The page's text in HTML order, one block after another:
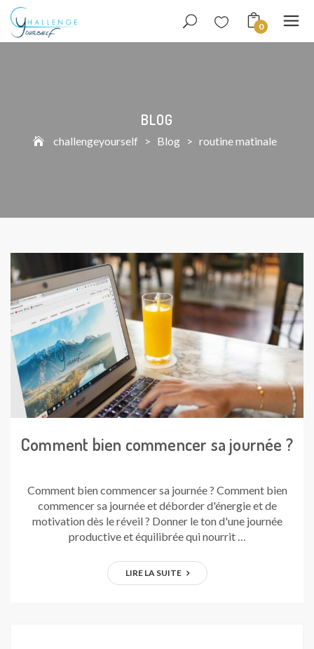
0
BLOG
challengeyourself > Blog > routine matinale
Comment bien commencer sa journée ?
Comment bien commencer sa journée ? Comment bien
commencer sa journée et déborder d'énergie et de
motivation dès le réveil ? Donner le ton d'une journée
productive et équilibrée qui nourrit …
LIRE LA SUITE